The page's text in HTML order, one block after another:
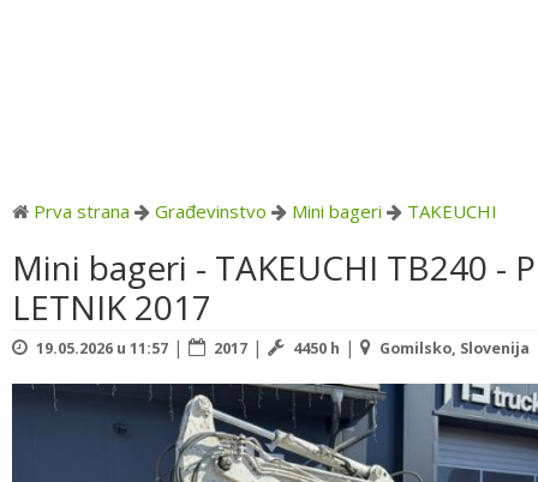
Prva strana Građevinstvo Mini bageri TAKEUCHI
Mini bageri - TAKEUCHI TB240 -
LETNIK 2017
19.05.2026 u 11:57 | 2017 | 4450 h | Gomilsko, Slovenija